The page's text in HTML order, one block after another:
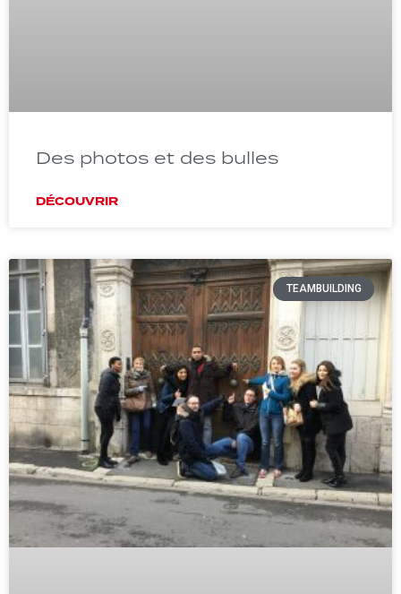
Des photos et des bulles
DÉCOUVRIR
TEAMBUILDING